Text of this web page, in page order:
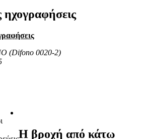
(Difono 0020-2)
Η βροχή από κάτω